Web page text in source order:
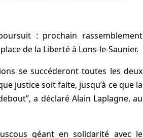
: prochain rassemblement
de la Liberté à Lons-le-Saunier.
se succéderont toutes les deux
justice soit faite, jusqu’à ce que la
, a déclaré Alain Laplagne, au
géant en solidarité avec le